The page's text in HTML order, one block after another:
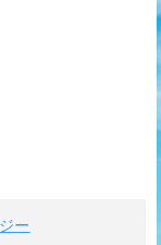
ー